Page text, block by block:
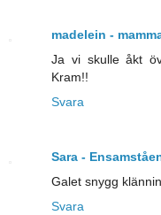
madelein -
Ja vi skulle åkt
Kram!!
Svara
Sara -
Galet snygg
Svara